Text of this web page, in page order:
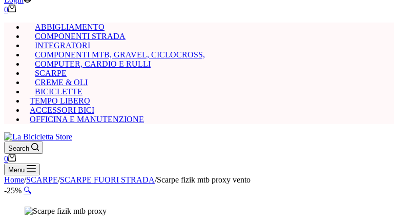
Carrello
0
ABBIGLIAMENTO
COMPONENTI STRADA
INTEGRATORI
COMPONENTI MTB, GRAVEL, CICLOCROSS,
COMPUTER, CARDIO E RULLI
SCARPE
CREME & OLI
BICICLETTE
TEMPO LIBERO
ACCESSORI BICI
OFFICINA E MANUTENZIONE
Search
Carrello
0
Menu
Home/SCARPE/SCARPE FUORI STRADA/Scarpe fizik mtb proxy vento
-25% 🔍